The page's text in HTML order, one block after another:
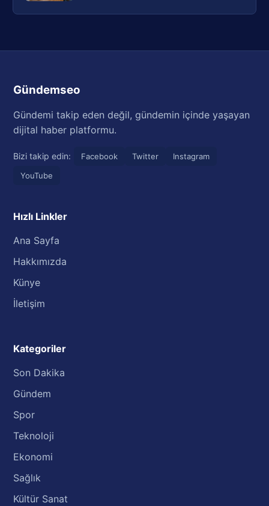
Gündemseo
Gündemi takip eden değil, gündemin içinde yaşayan
dijital haber platformu.
Bizi takip edin: Facebook Twitter
Instagram
YouTube
Hızlı Linkler
Ana Sayfa
Hakkımızda
Künye
İletişim
Kategoriler
Son Dakika
Gündem
Spor
Teknoloji
Ekonomi
Sağlık
Kültür Sanat